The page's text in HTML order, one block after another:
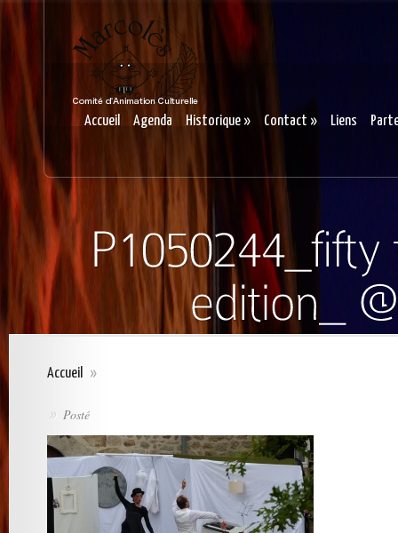
Accueil Agenda Historique » Contact » Liens
Accueil »
» Posté